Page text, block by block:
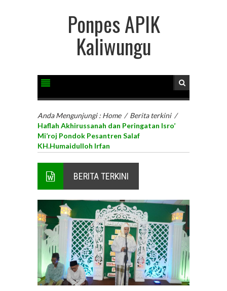
Ponpes APIK
Kaliwungu
Anda Mengunjungi : Home / Berita terkini /
Haflah Akhirussanah dan Peringatan Isro’
Mi’roj Pondok Pesantren Salaf
KH.Humaidulloh Irfan
BERITA TERKINI